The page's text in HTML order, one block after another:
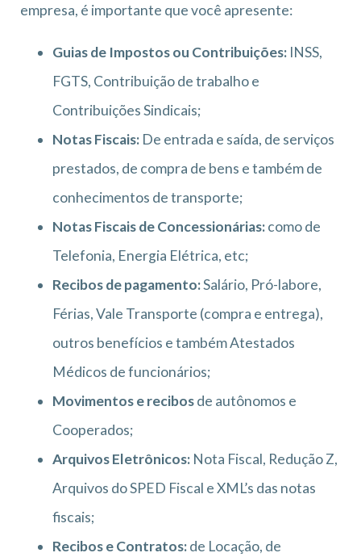
empresa, é importante que você apresente:
Guias de Impostos ou Contribuições: INSS,
FGTS, Contribuição de trabalho e
Contribuições Sindicais;
Notas Fiscais: De entrada e saída, de serviços
prestados, de compra de bens e também de
conhecimentos de transporte;
Notas Fiscais de Concessionárias:como de
Telefonia, Energia Elétrica, etc;
Recibos de pagamento:Salário, Pró-labore,
Férias, Vale Transporte (compra e entrega),
outros benefícios e também Atestados
Médicos de funcionários;
Movimentos e recibosde autônomos e
Cooperados;
Arquivos Eletrônicos: Nota Fiscal, Redução Z,
Arquivos do SPED Fiscal e XML’s das notas
fiscais;
Recibos e Contratos:de Locação, de